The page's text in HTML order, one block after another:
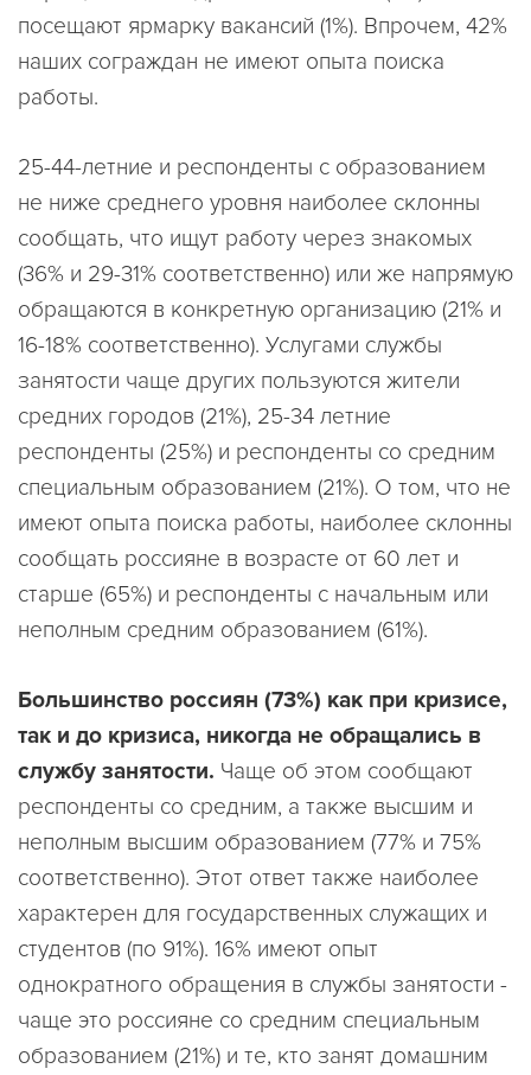
посещают ярмарку вакансий (1%). Впрочем, 42%
наших сограждан не имеют опыта поиска
работы.
25-44-летние и респонденты с образованием
не ниже среднего уровня наиболее склонны
сообщать, что ищут работу через знакомых
(36% и 29-31% соответственно) или же напрямую
обращаются в конкретную организацию (21% и
16-18% соответственно). Услугами службы
занятости чаще других пользуются жители
средних городов (21%), 25-34 летние
респонденты (25%) и респонденты со средним
специальным образованием (21%). О том, что не
имеют опыта поиска работы, наиболее склонны
сообщать россияне в возрасте от 60 лет и
старше (65%) и респонденты с начальным или
неполным средним образованием (61%).
Большинство россиян (73%) как при кризисе,
так и до кризиса, никогда не обращались в
службу занятости. Чаще об этом сообщают
респонденты со средним, а также высшим и
неполным высшим образованием (77% и 75%
соответственно). Этот ответ также наиболее
характерен для государственных служащих и
студентов (по 91%). 16% имеют опыт
однократного обращения в службы занятости -
чаще это россияне со средним специальным
образованием (21%) и те, кто занят домашним